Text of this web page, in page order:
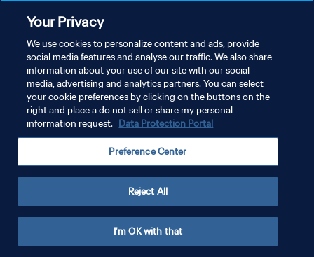
سياسة الخصوصية
شروط الخدمة
إدارة تفضيلات ملفات تعريف الارتباط
Your Privacy
We use cookies to personalize content and ads, provide
social media features and analyse our traffic. We also share
information about your use of our site with our social
media, advertising and analytics partners. You can select
your cookie preferences by clicking on the buttons on the
right and place a do not sell or share my personal
information request. Data Protection Portal
Preference Center
Reject All
I'm OK with that